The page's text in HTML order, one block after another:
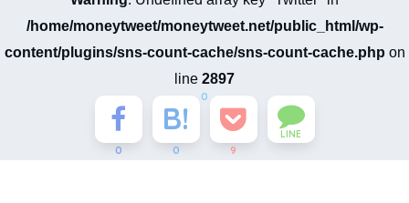
/home/moneytweet/moneytweet.net/public_html/wp-
content/plugins/sns-count-cache/sns-count-cache.php on
line 2897
0
0 0 9
LINE